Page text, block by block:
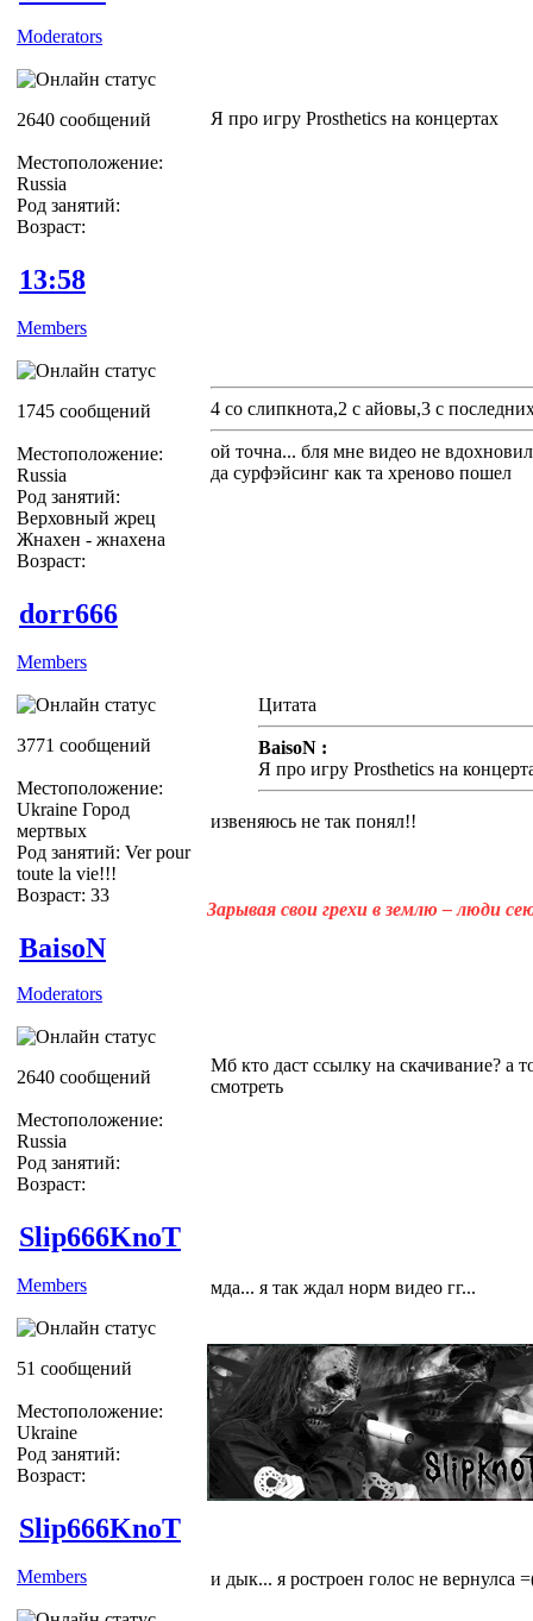
Moderators
2640 сообщений
Местоположение:
Russia
Род занятий:
Возраст:
Я про игру Prosthetics на концертах
13:58
Members
1745 сообщений
Местоположение:
Russia
Род занятий:
Верховный жрец
Жнахен - жнахена
Возраст:
4 со слипкнота,2 с айовы,3 с
ой точна... бля мне видео не
да сурфэйсинг как та хреново пошел
dorr666
Members
3771 сообщений
Местоположение:
Ukraine Город
мертвых
Род занятий: Ver pour
toute la vie!!!
Возраст: 33
Цитата
BaisoN :
Я про игру Prosthetics на
извеняюсь не так понял!!
Зарывая свои грехи в землю – люди
BaisoN
Moderators
2640 сообщений
Местоположение:
Russia
Род занятий:
Возраст:
Мб кто даст ссылку на скачивание? а
смотреть
Slip666KnoT
Members
51 сообщений
Местоположение:
Ukraine
Род занятий:
Возраст:
мда... я так ждал норм видео гг...
Slip666KnoT
Members и дык... я ростроен голос не вернулса